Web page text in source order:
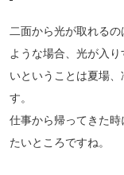
二面から光が取れる
ような場合、光が入
いということは夏場
す。
仕事から帰ってきた
たいところですね。